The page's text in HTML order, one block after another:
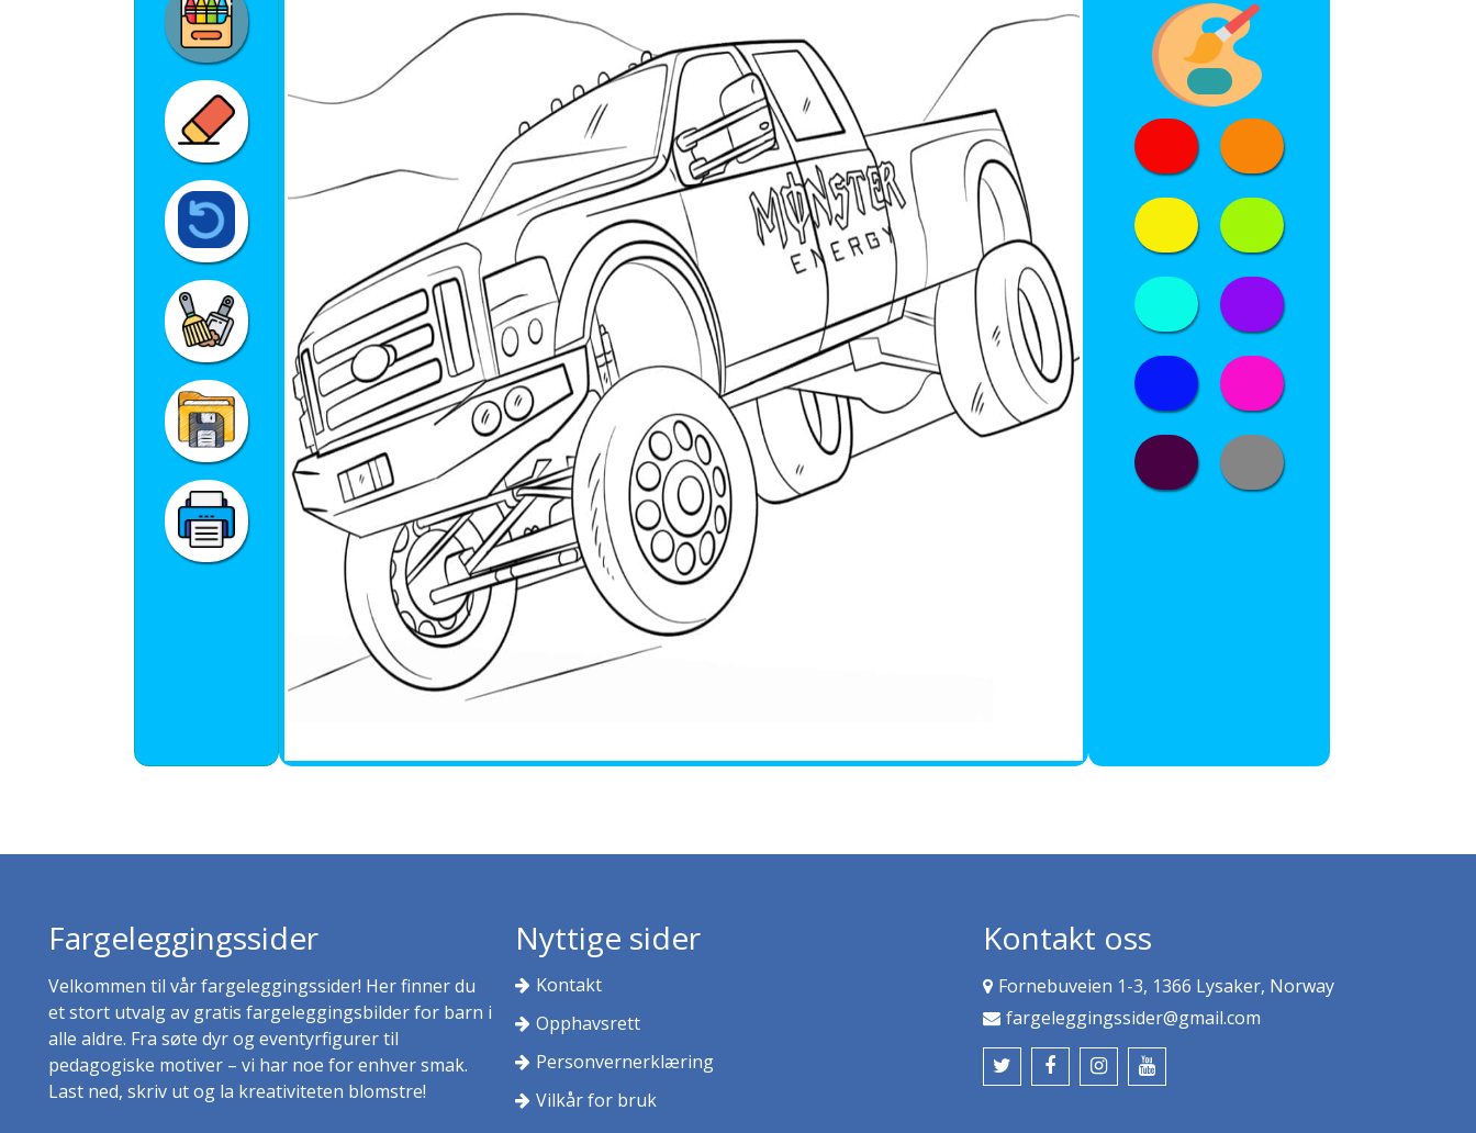
Fargeleggingssider
Velkommen til vår fargeleggingssider! Her finner du
et stort utvalg av gratis fargeleggingsbilder for barn i
alle aldre. Fra søte dyr og eventyrfigurer til
pedagogiske motiver – vi har noe for enhver smak.
Last ned, skriv ut og la kreativiteten blomstre!
Nyttige sider
Kontakt
Opphavsrett
Personvernerklæring
Vilkår for bruk
Kontakt oss
Fornebuveien 1-3, 1366 Lysaker, Norway
fargeleggingssider@gmail.com